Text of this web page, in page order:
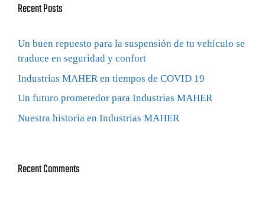
Recent Posts
Un buen repuesto para la suspensión de tu vehículo se
traduce en seguridad y confort
Industrias MAHER en tiempos de COVID 19
Un futuro prometedor para Industrias MAHER
Nuestra historia en Industrias MAHER
Recent Comments